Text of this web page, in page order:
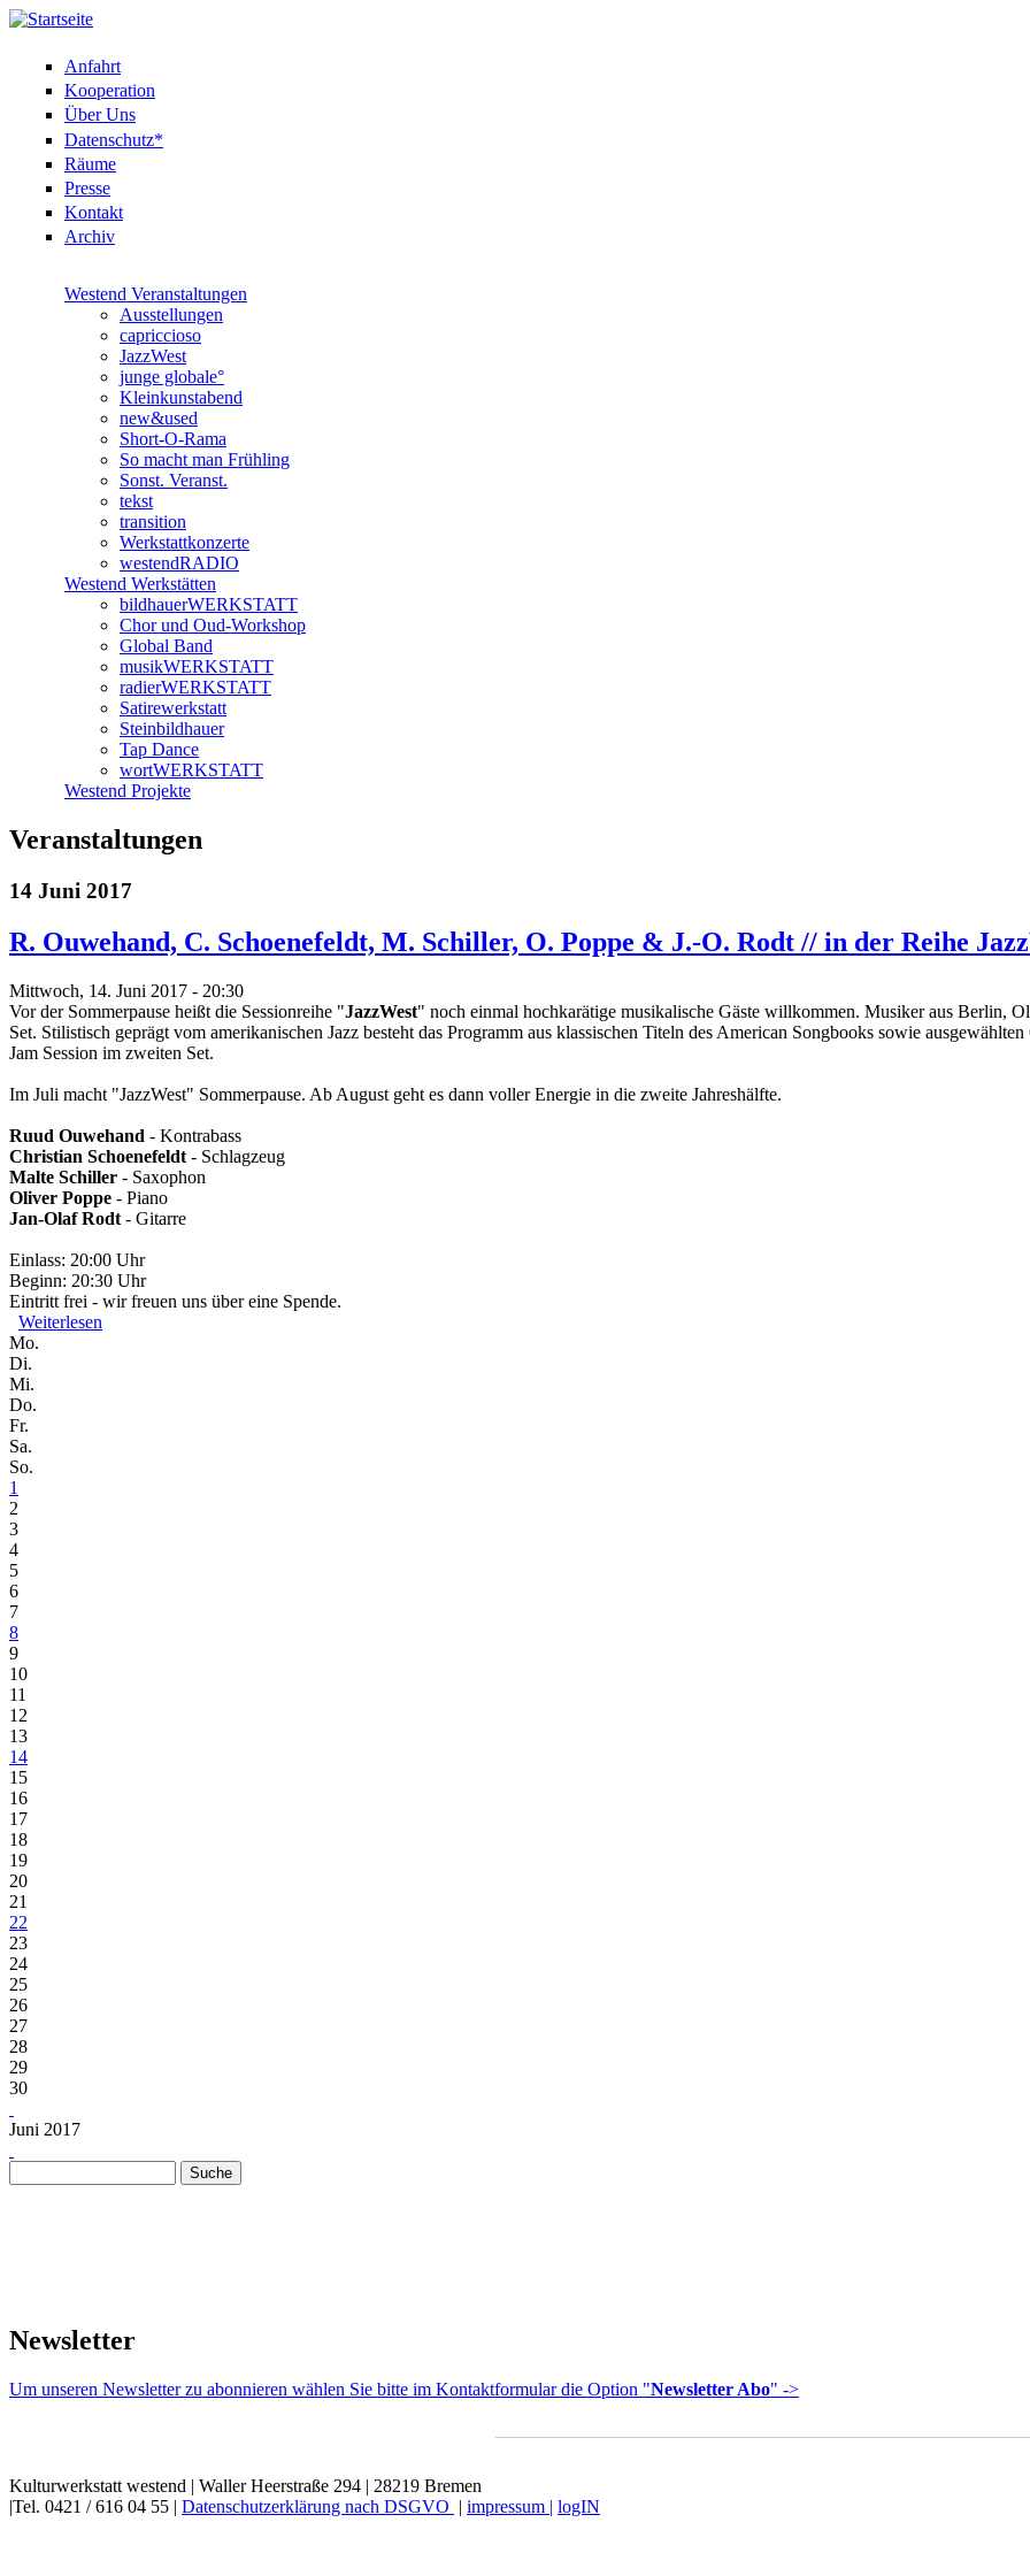
Anfahrt
Kooperation
Über Uns
Datenschutz*
Räume
Presse
Kontakt
Archiv
Westend Veranstaltungen
Ausstellungen
capriccioso
JazzWest
junge globale°
Kleinkunstabend
new&used
Short-O-Rama
So macht man Frühling
Sonst. Veranst.
tekst
transition
Werkstattkonzerte
westendRADIO
Westend Werkstätten
bildhauerWERKSTATT
Chor und Oud-Workshop
Global Band
musikWERKSTATT
radierWERKSTATT
Satirewerkstatt
Steinbildhauer
Tap Dance
wortWERKSTATT
Westend Projekte
Veranstaltungen
14 Juni 2017
R. Ouwehand, C. Schoenefeldt, M. Schiller, O. Poppe & J.-O. Rodt // in der Reihe
Mittwoch, 14. Juni 2017 - 20:30
Vor der Sommerpause heißt die Sessionreihe "JazzWest" noch einmal hochkarätige musikalische Gäste willkommen. Musiker aus Berlin,
Set. Stilistisch geprägt vom amerikanischen Jazz besteht das Programm aus klassischen Titeln des American Songbooks sowie
Jam Session im zweiten Set.
Im Juli macht "JazzWest" Sommerpause. Ab August geht es dann voller Energie in die zweite Jahreshälfte.
Ruud Ouwehand - Kontrabass
Christian Schoenefeldt - Schlagzeug
Malte Schiller - Saxophon
Oliver Poppe - Piano
Jan-Olaf Rodt - Gitarre
Einlass: 20:00 Uhr
Beginn: 20:30 Uhr
Eintritt frei - wir freuen uns über eine Spende.
Weiterlesen
Mo.
Di.
Mi.
Do.
Fr.
Sa.
So.
1
2
3
4
5
6
7
8
9
10
11
12
13
14
15
16
17
18
19
20
21
22
23
24
25
26
27
28
29
30
Juni 2017
Newsletter
Um unseren Newsletter zu abonnieren wählen Sie bitte im Kontaktformular die Option "Newsletter Abo" ->
Kulturwerkstatt westend | Waller Heerstraße 294 | 28219 Bremen
|Tel. 0421 / 616 04 55 | Datenschutzerklärung nach DSGVO | impressum | logIN